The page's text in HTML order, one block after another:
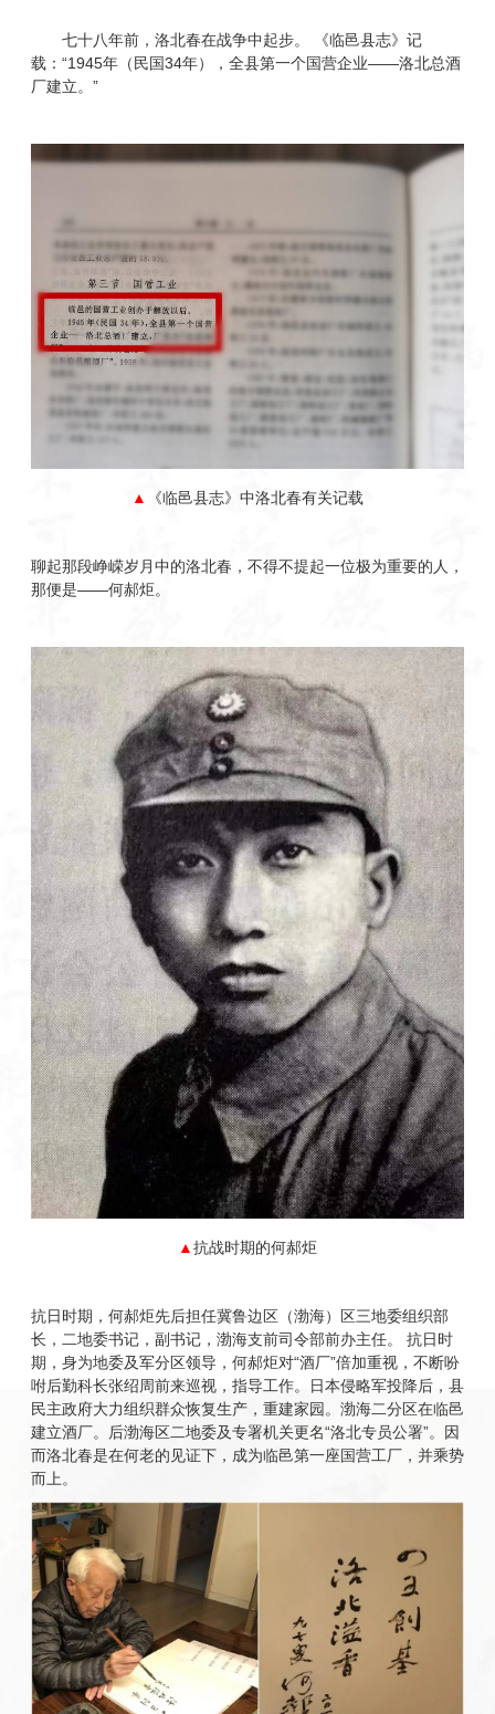
七十八年前，洛北春在战争中起步。 《临邑县志》记
载：“1945年（民国34年），全县第一个国营企业——洛北总酒
厂建立。”
▲ 《临邑县志》中洛北春有关记载
聊起那段峥嵘岁月中的洛北春，不得不提起一位极为重要的人，
那便是——何郝炬。
▲抗战时期的何郝炬
抗日时期，何郝炬先后担任冀鲁边区（渤海）区三地委组织部
长，二地委书记，副书记，渤海支前司令部前办主任。 抗日时
期，身为地委及军分区领导，何郝炬对“酒厂”倍加重视，不断吩
咐后勤科长张绍周前来巡视，指导工作。日本侵略军投降后，县
民主政府大力组织群众恢复生产，重建家园。渤海二分区在临邑
建立酒厂。后渤海区二地委及专署机关更名“洛北专员公署”。因
而洛北春是在何老的见证下，成为临邑第一座国营工厂，并乘势
而上。